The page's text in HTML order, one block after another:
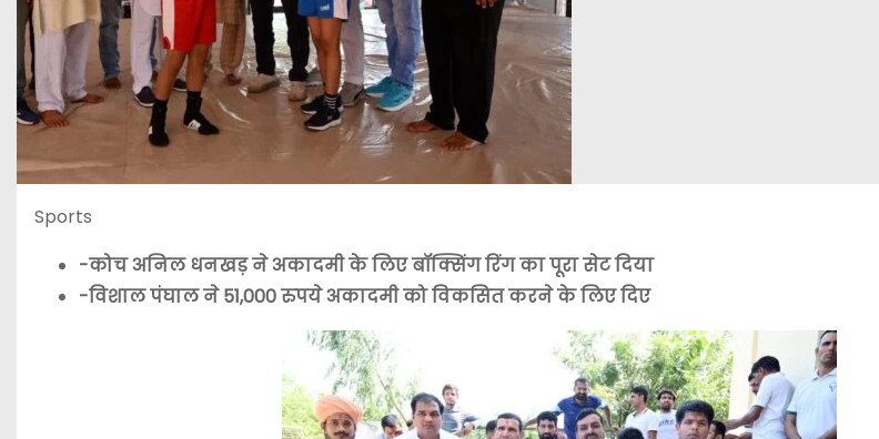
Sports
-कोच अनिल धनखड़ ने अकादमी के लिए बॉक्सिंग रिंग का पूरा सेट दिया
-विशाल पंघाल ने 51,000 रुपये अकादमी को विकसित करने के लिए दिए